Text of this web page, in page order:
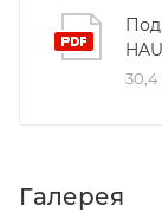
30,4
Галерея